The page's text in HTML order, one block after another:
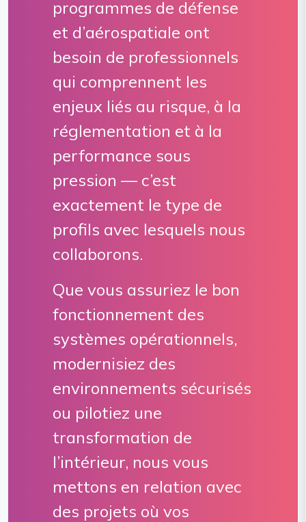
programmes de défense
et d’aérospatiale ont
besoin de professionnels
qui comprennent les
enjeux liés au risque, à la
réglementation et à la
performance sous
pression — c’est
exactement le type de
profils avec lesquels nous
collaborons.
Que vous assuriez le bon
fonctionnement des
systèmes opérationnels,
modernisiez des
environnements sécurisés
ou pilotiez une
transformation de
l’intérieur, nous vous
mettons en relation avec
des projets où vos